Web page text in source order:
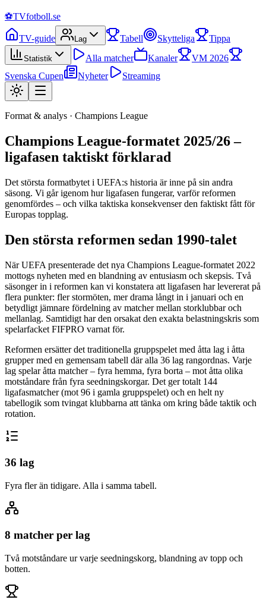
⚽TVfotboll.se
TV-guide Lag Tabell Skytteliga Tippa
Statistik Alla matcher Kanaler
VM 2026
Svenska Cupen
Nyheter Streaming
Format & analys · Champions League
Champions League-formatet 2025/26 –
ligafasen taktiskt förklarad
Det största formatbytet i UEFA:s historia är inne på sin andra
säsong. Vi går igenom hur ligafasen fungerar, varför reformen
genomfördes – och vilka taktiska konsekvenser den faktiskt fått för
Europas topplag.
Den största reformen sedan 1990-talet
När UEFA presenterade det nya Champions League-formatet 2022
mottogs nyheten med en blandning av entusiasm och skepsis. Två
säsonger in i reformen kan vi konstatera att ligafasen har levererat på
flera punkter: fler stormöten, mer drama långt in i januari och en
betydligt jämnare fördelning av matcher mellan storklubbar och
mellanlag. Samtidigt har den orsakat den exakta belastningskris som
spelarfacket FIFPRO varnat för.
Reformen ersätter det traditionella gruppspelet med åtta lag i åtta
grupper med en gemensam tabell där alla 36 lag rangordnas. Varje
lag spelar åtta matcher – fyra hemma, fyra borta – mot åtta olika
motståndare från fyra seedningskorgar. Det ger totalt 144
ligafasmatcher (mot 96 i gamla gruppspelet) och en helt ny
tabellogik som tvingat klubbarna att tänka om kring både taktik och
rotation.
36 lag
Fyra fler än tidigare. Alla i samma tabell.
8 matcher per lag
Två motståndare ur varje seedningskorg, blandning av topp och
botten.